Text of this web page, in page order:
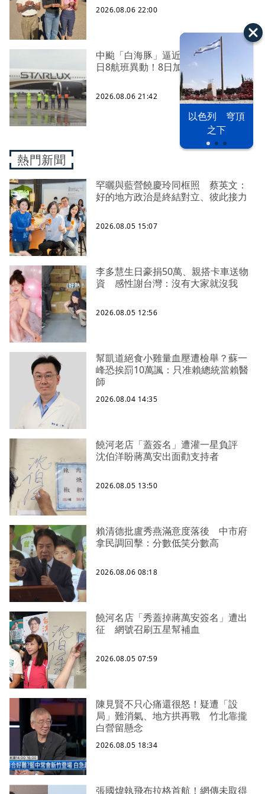
以色列 穹頂
之下
2026.08.06 22:00
中颱「白海豚」逼近北台灣 星宇台
日8航班異動！8日加開疏運
2026.08.06 21:42
熱門新聞
罕曬與藍營饒慶玲同框照 蔡英文：
好的地方政治是終結對立、彼此接力
2026.08.05 15:07
李多慧生日豪捐50萬、親搭卡車送物
資 感性謝台灣：沒有大家就沒我
2026.08.05 12:56
幫凱道絕食小雞量血壓遭檢舉？蘇一
峰恐挨罰10萬諷：只准賴總統當賴醫
師
2026.08.04 14:35
饒河老店「蓋簽名」遭灌一星負評
沈伯洋盼蔣萬安出面勸支持者
2026.08.05 13:50
賴清德批盧秀燕滿意度落後 中市府
拿民調回擊：分數低笑分數高
2026.08.06 08:18
饒河名店「秀蓋掉蔣萬安簽名」遭出
征 網號召刷五星幫補血
2026.08.05 07:59
陳見賢不只心痛還很怒！疑遭「設
局」難消氣、地方拱再戰 竹北靠攏
白營留懸念
2026.08.05 18:34
張國煒執飛布拉格首航！網傳未取得